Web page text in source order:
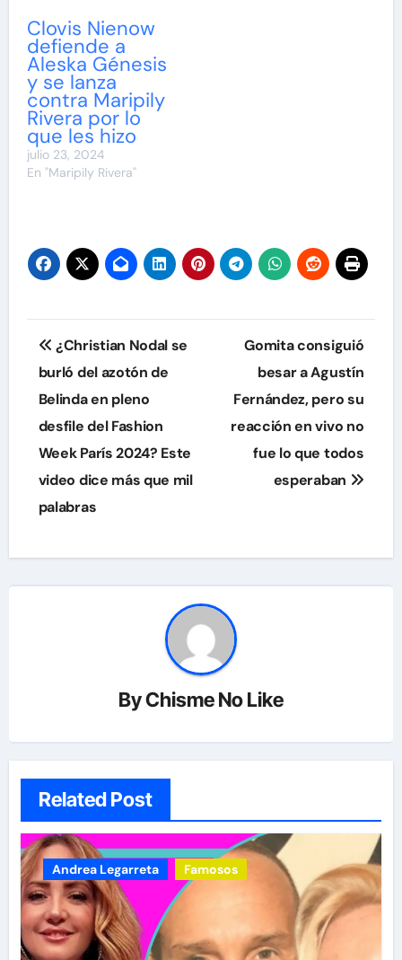
Clovis Nienow
defiende a
Aleska Génesis
y se lanza
contra Maripily
Rivera por lo
que les hizo
julio 23, 2024
En "Maripily Rivera"
Navegación
de
entradas
¿Christian Nodal se
burló del azotón de
Belinda en pleno
desfile del Fashion
Week París 2024? Este
video dice más que mil
palabras
Gomita consiguió
besar a Agustín
Fernández, pero su
reacción en vivo no
fue lo que todos
esperaban
ByChisme No Like
Related Post
Andrea Legarreta Famosos